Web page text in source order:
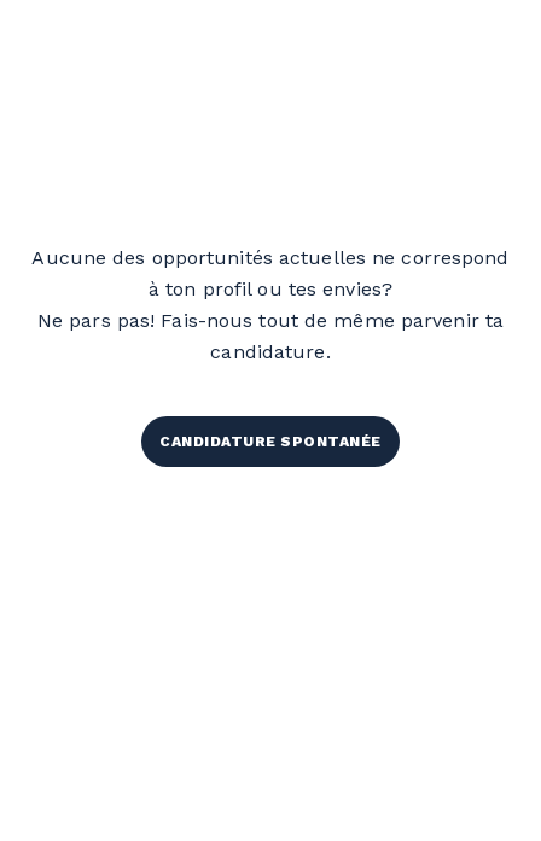
Aucune des opportunités actuelles ne correspond
à ton profil ou tes envies?
Ne pars pas! Fais-nous tout de même parvenir ta
candidature.
CANDIDATURE SPONTANÉE